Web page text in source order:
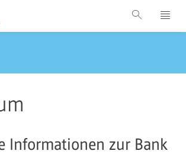
Informationen zur Bank